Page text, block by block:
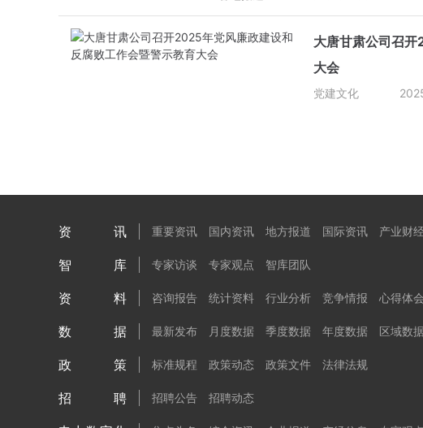
大唐甘肃公司召
大会
党建文化
资讯 重要资讯 国内资讯 地方报道 国际资讯 产业财
智库 专家访谈 专家观点 智库团队
资料 咨询报告 统计资料 行业分析 竞争情报 心得体会
数据 最新发布 月度数据 季度数据 年度数据 区域数
政策 标准规程 政策动态 政策文件 法律法规
招聘 招聘公告 招聘动态